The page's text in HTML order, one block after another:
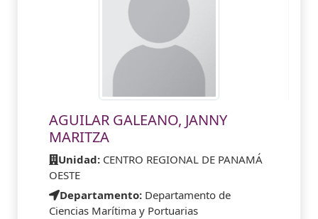
AGUILAR GALEANO, JANNY
MARITZA
Unidad: CENTRO REGIONAL DE PANAMÁ
OESTE
Departamento: Departamento de
Ciencias Marítima y Portuarias